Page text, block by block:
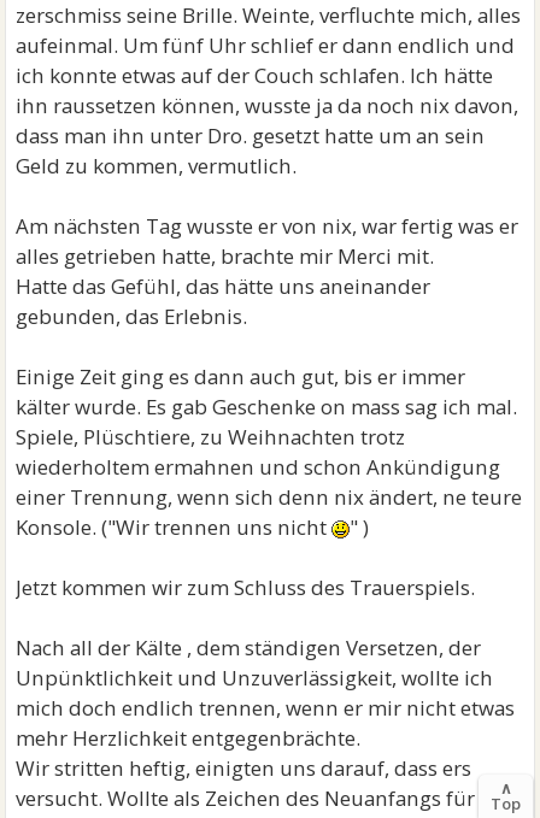
zerschmiss seine Brille. Weinte, verfluchte mich, alles
aufeinmal. Um fünf Uhr schlief er dann endlich und
ich konnte etwas auf der Couch schlafen. Ich hätte
ihn raussetzen können, wusste ja da noch nix davon,
dass man ihn unter Dro. gesetzt hatte um an sein
Geld zu kommen, vermutlich.
Am nächsten Tag wusste er von nix, war fertig was er
alles getrieben hatte, brachte mir Merci mit.
Hatte das Gefühl, das hätte uns aneinander
gebunden, das Erlebnis.
Einige Zeit ging es dann auch gut, bis er immer
kälter wurde. Es gab Geschenke on mass sag ich mal.
Spiele, Plüschtiere, zu Weihnachten trotz
wiederholtem ermahnen und schon Ankündigung
einer Trennung, wenn sich denn nix ändert, ne teure
Konsole. ("Wir trennen uns nicht
" )
Jetzt kommen wir zum Schluss des Trauerspiels.
Nach all der Kälte , dem ständigen Versetzen, der
Unpünktlichkeit und Unzuverlässigkeit, wollte ich
mich doch endlich trennen, wenn er mir nicht etwas
mehr Herzlichkeit entgegenbrächte.
Wir stritten heftig, einigten uns darauf, dass ers
versucht. Wollte als Zeichen des Neuanfangs für
∧
Top